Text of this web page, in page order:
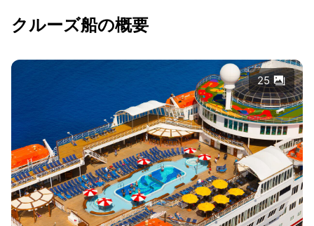
クルーズ船の概要
25